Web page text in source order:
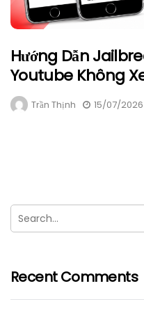
Hướng Dẫn
Youtube Không
Trần Thịnh 15/07/2026
Recent Comments